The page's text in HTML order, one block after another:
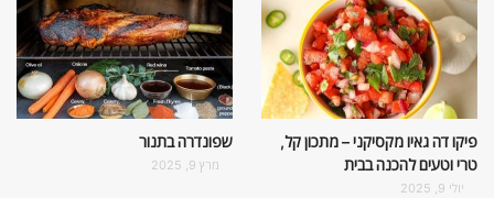
פיקו דה גאיו מקסיקני – מתכון קל,
טרי וטעים להכנה בבית
יולי 9, 2025
שפונדרה בתנור
מרץ 9, 2025